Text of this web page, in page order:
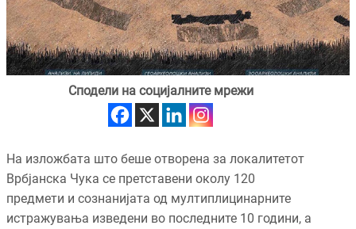
Сподели на социјалните мрежи
На изложбата што беше отворена за локалитетот
Врбјанска Чука се претставени околу 120
предмети и сознанијата од мултиплицинарните
истражувања изведени во последните 10 години, а